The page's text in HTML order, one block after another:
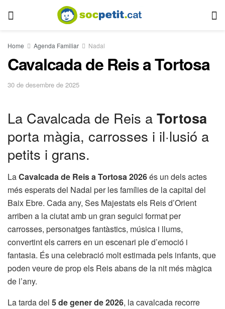
Home Agenda Familiar Nadal
Cavalcada de Reis a Tortosa
30 de desembre de 2025
La Cavalcada de Reis a Tortosa
porta màgia, carrosses i il·lusió a
petits i grans.
LaCavalcada de Reis a Tortosa 2026és un dels actes
més esperats del Nadal per les famílies de la capital del
Baix Ebre. Cada any, Ses Majestats els Reis d’Orient
arriben a la ciutat amb un gran seguici format per
carrosses, personatges fantàstics, música i llums,
convertint els carrers en un escenari ple d’emoció i
fantasia. És una celebració molt estimada pels infants, que
poden veure de prop els Reis abans de la nit més màgica
de l’any.
La tarda del 5 de gener de 2026, la cavalcada recorre